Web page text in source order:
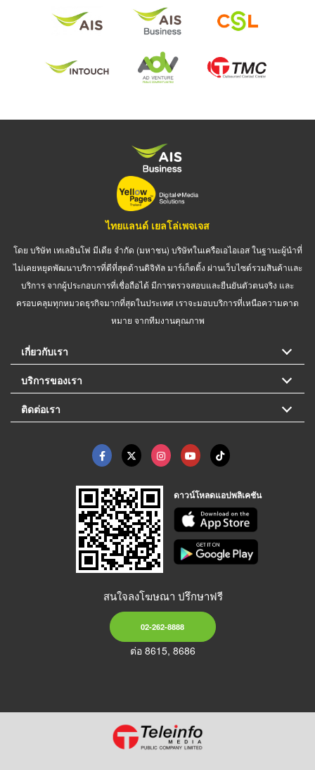
ไทยแลนด์ เยลโล่เพจเจส
โดย บริษัท เทเลอินโฟ มีเดีย จำกัด (มหาชน) บริษัทในเครือเอไอเอส ในฐานะผู้นำที่
ไม่เคยหยุดพัฒนาบริการที่ดีที่สุดด้านดิจิทัล มาร์เก็ตติ้ง ผ่านเว็บไซต์รวมสินค้าและ
บริการ จากผู้ประกอบการที่เชื่อถือได้ มีการตรวจสอบและยืนยันตัวตนจริง และ
ครอบคลุมทุกหมวดธุรกิจมากที่สุดในประเทศ เราจะมอบบริการที่เหนือความคาด
หมาย จากทีมงานคุณภาพ
เกี่ยวกับเรา
บริการของเรา
ติดต่อเรา
ดาวน์โหลดแอปพลิเคชัน
สนใจลงโฆษณา ปรึกษาฟรี
02-262-8888
ต่อ 8615, 8686